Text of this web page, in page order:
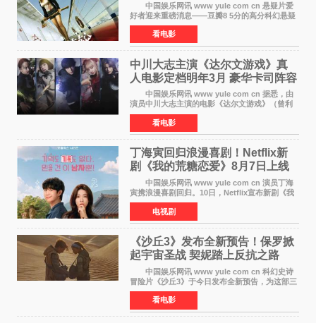
中国娱乐网讯 www yule com cn 悬疑片爱
好者迎来重磅消息——豆瓣8 5分的高分科幻悬疑
电影《恐怖游轮》正式宣布定档7月17日在内地上
映。这部由英国导演克里斯托弗·史密斯执导、惊
悚片女王梅
看电影
中川大志主演《达尔文游戏》真
人电影定档明年3月 豪华卡司阵容
公开
中国娱乐网讯 www yule com cn 据悉，由
演员中川大志主演的电影《达尔文游戏》（曾利
文彦执导）将于明年3月12日上映，该消息于7月9
日公布。 本片为累计发行量突破1000万册的
同名漫画的真
看电影
丁海寅回归浪漫喜剧！Netflix新
剧《我的荒糖恋爱》8月7日上线
中国娱乐网讯 www yule com cn 演员丁海
寅携浪漫喜剧回归。10日，Netflix宣布新剧《我
的荒糖恋爱》将于下月7日上线。 《我的荒糖
恋爱》是一部浪漫喜剧，讲述患上失忆症的检察
官高恩彩与
电视剧
《沙丘3》发布全新预告！保罗掀
起宇宙圣战 契妮踏上反抗之路
中国娱乐网讯 www yule com cn 科幻史诗
冒险片《沙丘3》于今日发布全新预告，为这部三
部曲最终章揭开神秘面纱。预告中展现了17年过
去后，保罗·厄崔迪以穆阿迪布之名登基称帝，发
动了一场
看电影